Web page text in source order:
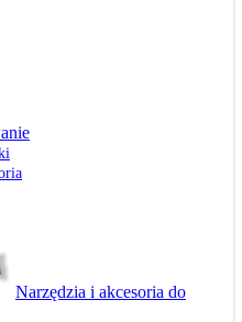
Narzędzia i akcesoria do